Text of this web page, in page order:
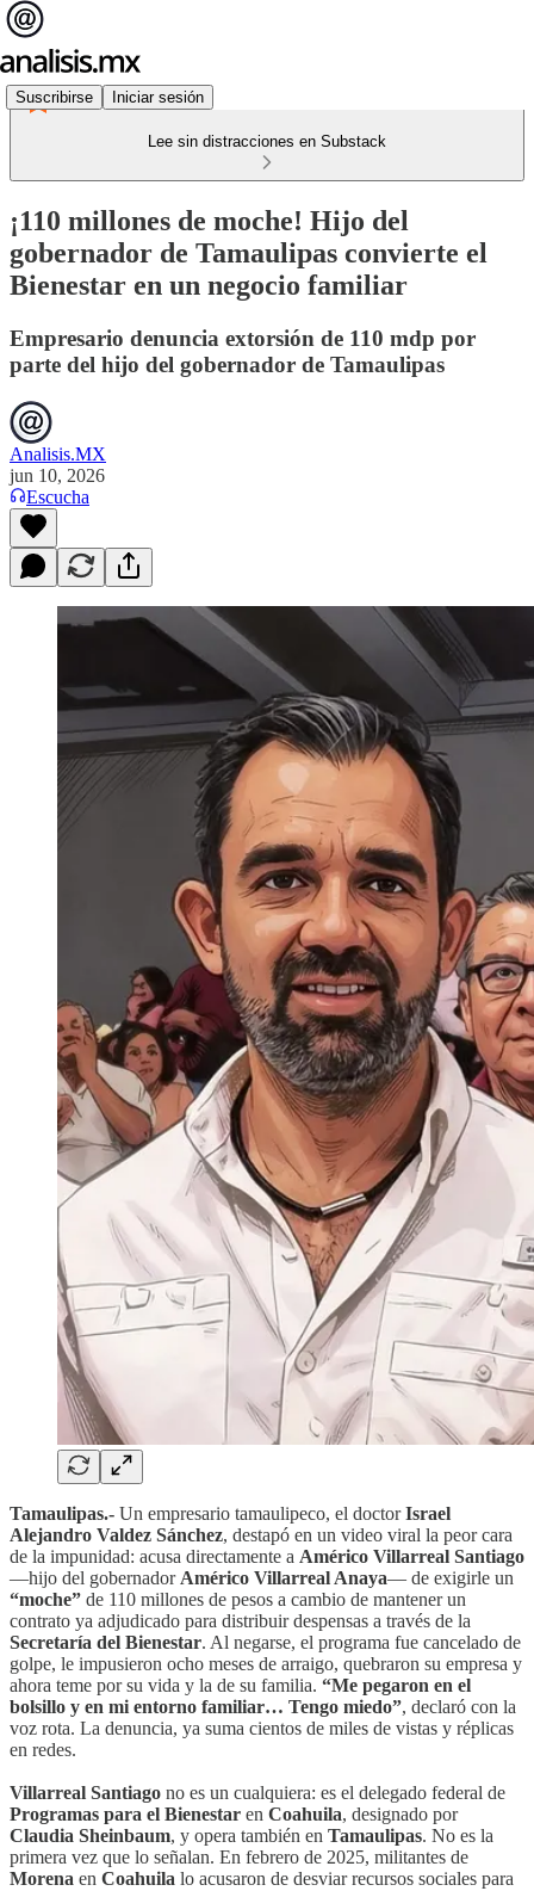
Suscribirse Iniciar sesión
Lee sin distracciones en Substack
¡110 millones de moche! Hijo del
gobernador de Tamaulipas convierte el
Bienestar en un negocio familiar
Empresario denuncia extorsión de 110 mdp por
parte del hijo del gobernador de Tamaulipas
Analisis.MX
jun 10, 2026
Escucha
Tamaulipas.- Un empresario tamaulipeco, el doctorIsrael
Alejandro Valdez Sánchez, destapó en un video viral la peor cara
de la impunidad: acusa directamente a Américo Villarreal Santiago
—hijo del gobernador Américo Villarreal Anaya— de exigirle un
“moche” de 110 millones de pesos a cambio de mantener un
contrato ya adjudicado para distribuir despensas a través de la
Secretaría del Bienestar. Al negarse, el programa fue cancelado de
golpe, le impusieron ocho meses de arraigo, quebraron su empresa y
ahora teme por su vida y la de su familia. “Me pegaron en el
bolsillo y en mi entorno familiar… Tengo miedo”, declaró con la
voz rota. La denuncia, ya suma cientos de miles de vistas y réplicas
en redes.
Villarreal Santiago no es un cualquiera: es el delegado federal de
Programas para el Bienestar en Coahuila, designado por
Claudia Sheinbaum, y opera también en Tamaulipas. No es la
primera vez que lo señalan. En febrero de 2025, militantes de
Morena en Coahuila lo acusaron de desviar recursos sociales para